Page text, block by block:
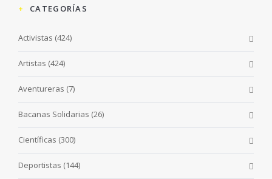
CATEGORÍAS
Activistas (424)
Artistas (424)
Aventureras (7)
Bacanas Solidarias (26)
Científicas (300)
Deportistas (144)